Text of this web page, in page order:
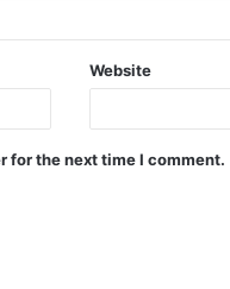
Website
for the next time I comment.